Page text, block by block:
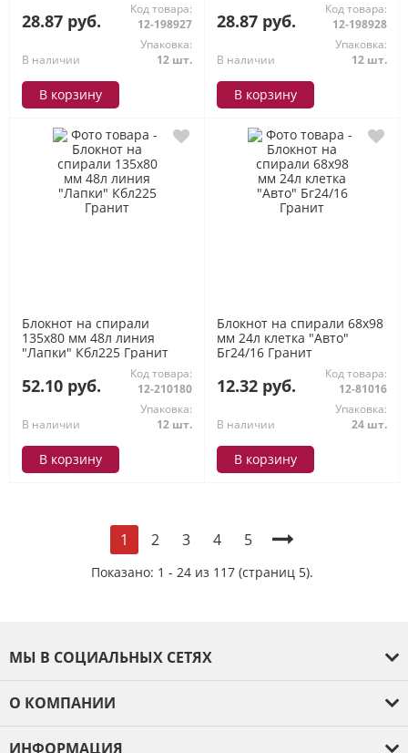
28.87 руб.
Код товара:
12-198927
В наличии
Упаковка:
12 шт.
В корзину
28.87 руб.
Код товара:
12-198928
В наличии
Упаковка:
12 шт.
В корзину
Блокнот на спирали
135х80 мм 48л линия
"Лапки" Кбл225 Гранит
52.10 руб.
Код товара:
12-210180
В наличии
Упаковка:
12 шт.
В корзину
Блокнот на спирали 68х98
мм 24л клетка "Авто"
Бг24/16 Гранит
12.32 руб.
Код товара:
12-81016
В наличии
Упаковка:
24 шт.
В корзину
1 2 3 4 5
Показано: 1 - 24 из 117 (страниц 5).
МЫ В СОЦИАЛЬНЫХ СЕТЯХ
О КОМПАНИИ
ИНФОРМАЦИЯ